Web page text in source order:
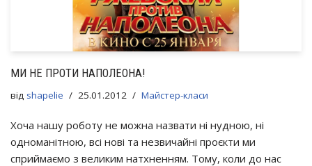
МИ НЕ ПРОТИ НАПОЛЕОНА!
від shapelie 25.01.2012 Майстер-класи
Хоча нашу роботу не можна назвати ні нудною, ні
одноманітною, всі нові та незвичайні проєкти ми
сприймаємо з великим натхненням. Тому, коли до нас